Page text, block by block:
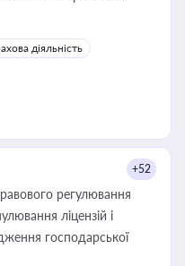
діяльність
+52
регулювання
ліцензій і
господарської